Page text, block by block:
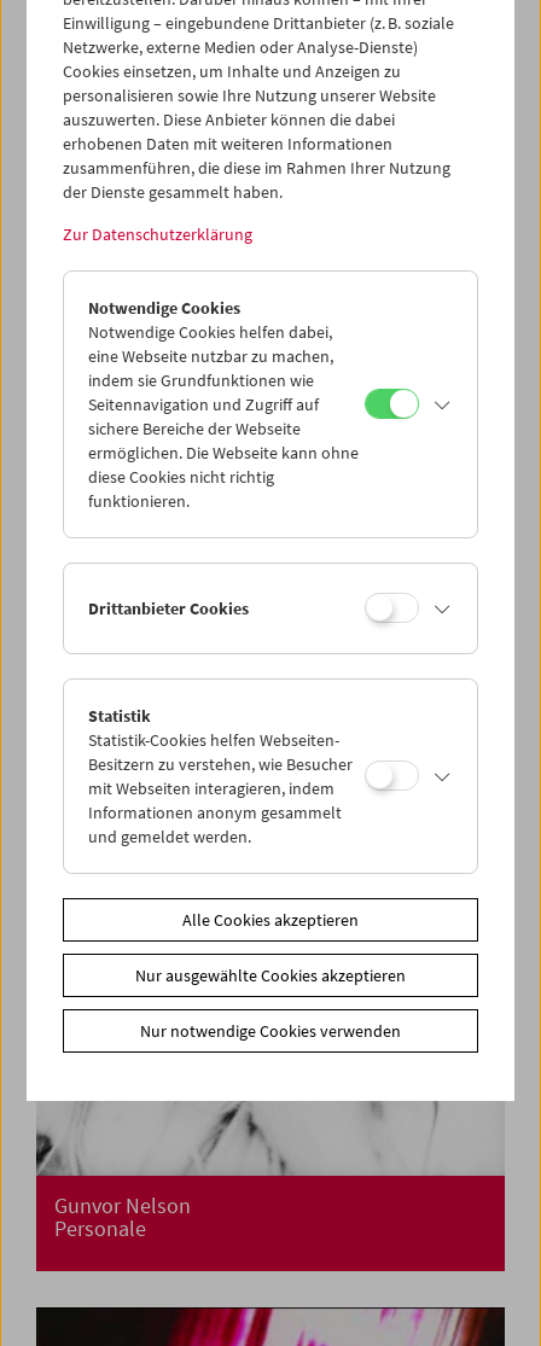
Krieg. Auf den Spuren einer Evolution
Helen Levitt
Gunvor Nelson
Personale
Einwilligung – eingebundene Drittanbieter (z. B. soziale
Netzwerke, externe Medien oder Analyse-Dienste)
Cookies einsetzen, um Inhalte und Anzeigen zu
personalisieren sowie Ihre Nutzung unserer Website
auszuwerten. Diese Anbieter können die dabei
erhobenen Daten mit weiteren Informationen
zusammenführen, die diese im Rahmen Ihrer Nutzung
der Dienste gesammelt haben.
Zur Datenschutzerklärung
Notwendige Cookies
Notwendige Cookies helfen dabei,
eine Webseite nutzbar zu machen,
indem sie Grundfunktionen wie
Seitennavigation und Zugriff auf
sichere Bereiche der Webseite
ermöglichen. Die Webseite kann ohne
diese Cookies nicht richtig
funktionieren.
Drittanbieter Cookies
Statistik
Statistik-Cookies helfen Webseiten-
Besitzern zu verstehen, wie Besucher
mit Webseiten interagieren, indem
Informationen anonym gesammelt
und gemeldet werden.
Alle Cookies akzeptieren
Nur ausgewählte Cookies akzeptieren
Nur notwendige Cookies verwenden